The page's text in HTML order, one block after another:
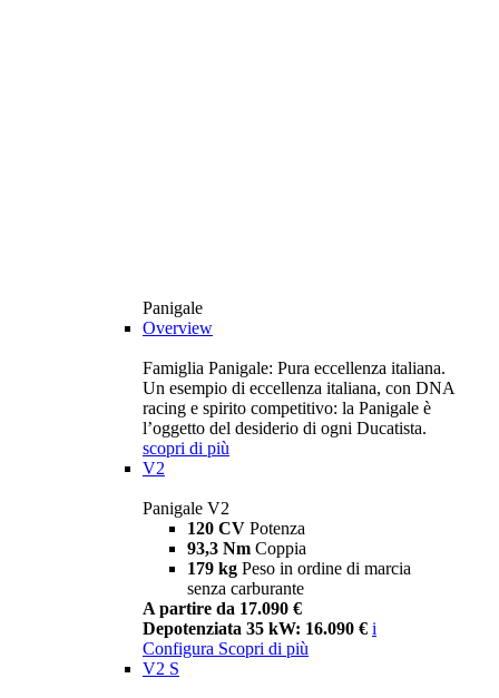
Panigale
Overview
Famiglia Panigale: Pura eccellenza italiana.
Un esempio di eccellenza italiana, con DNA
racing e spirito competitivo: la Panigale è
l’oggetto del desiderio di ogni Ducatista.
scopri di più
V2
Panigale V2
120 CV Potenza
93,3 Nm Coppia
179 kg Peso in ordine di marcia
senza carburante
A partire da 17.090 €
Depotenziata 35 kW: 16.090 € i
Configura Scopri di più
V2 S